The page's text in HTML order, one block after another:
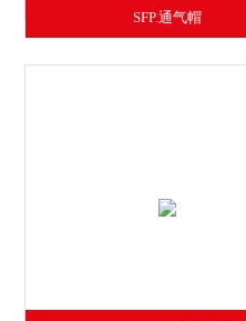
SFP.通气帽